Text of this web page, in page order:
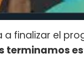
finalizar el
terminamos